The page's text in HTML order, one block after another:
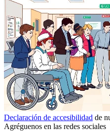
Declaración de accesibilidad de
Agréguenos en las redes sociales